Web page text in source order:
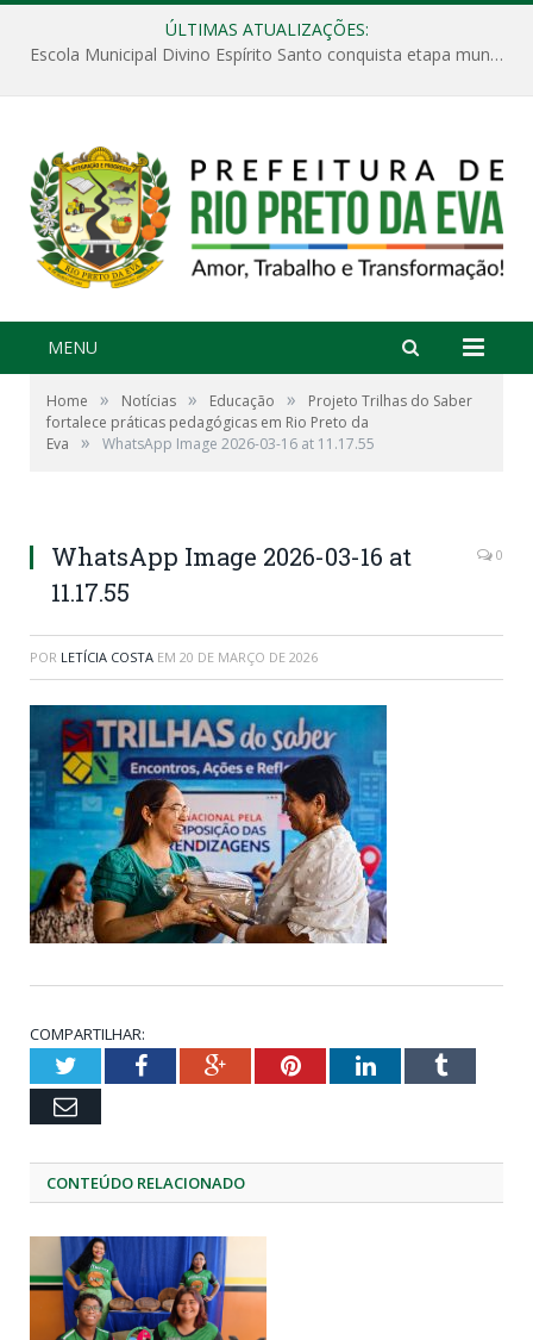
ÚLTIMAS ATUALIZAÇÕES:
Escola Municipal Divino Espírito Santo conquista etapa municipal da V Feira Amazonense de Matemática
MENU
Home » Notícias » Educação »
Projeto Trilhas do Saber
fortalece práticas pedagógicas em Rio Preto da
Eva
» WhatsApp Image 2026-03-16 at 11.17.55
WhatsApp Image 2026-03-16 at
11.17.55
0
POR LETÍCIA COSTA EM 20 DE MARÇO DE 2026
COMPARTILHAR:
TwitterFacebookGoogle+PinterestLinkedInTumblr
Email
CONTEÚDO RELACIONADO